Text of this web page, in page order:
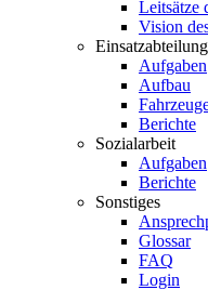
Leitsätze
Vision
Einsatzabteilung
Aufgaben
Aufbau
Berichte
Sozialarbeit
Aufgaben
Berichte
Sonstiges
Glossar
FAQ
Login